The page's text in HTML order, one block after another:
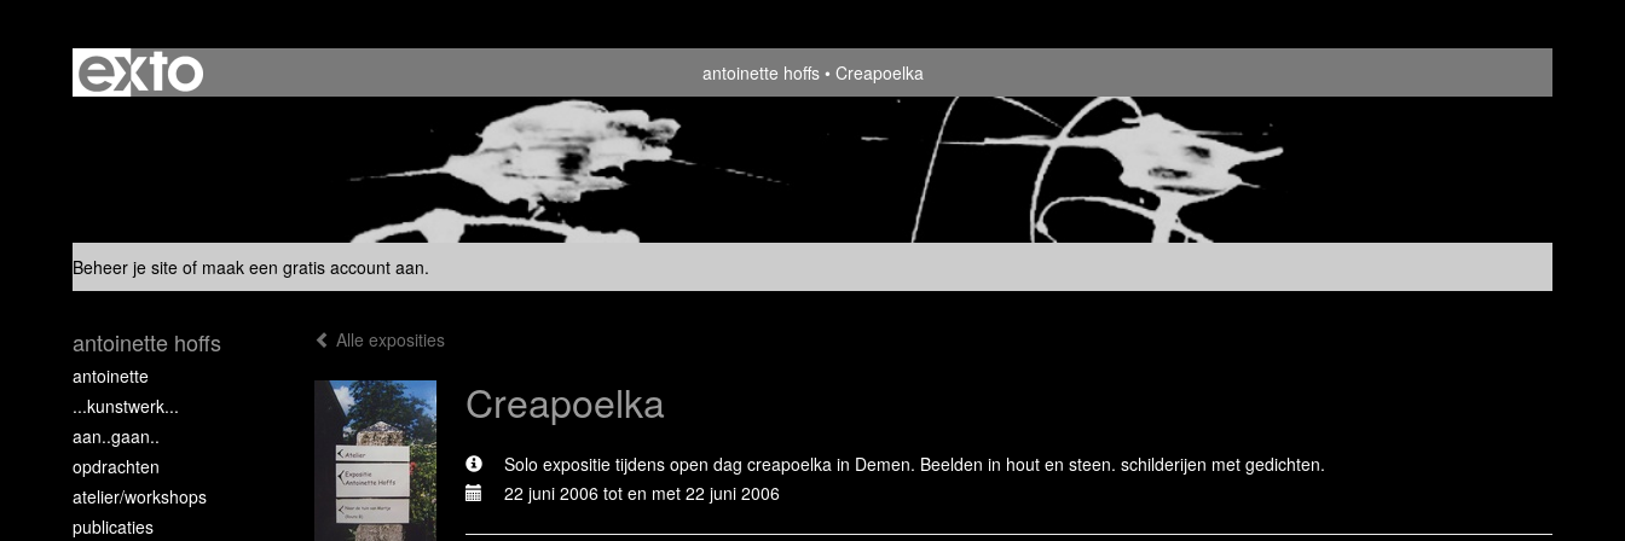
antoinette hoffs Creapoelka
Beheer je site of maak een gratis account aan.
Alle exposities
Creapoelka
Solo expositie tijdens open dag creapoelka in Demen. Beelden in hout en steen. schilderijen met gedichten.
22 juni 2006 tot en met 22 juni 2006
antoinette hoffs
antoinette
...kunstwerk...
aan..gaan..
opdrachten
atelier/workshops
publicaties